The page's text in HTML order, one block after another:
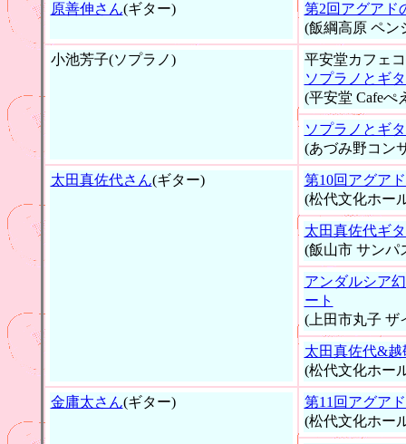
原善伸さん(ギター)
第2回アグアド
(飯綱高原 ペン
小池芳子(ソプラノ)
平安堂カフェ
ソプラノとギ
(平安堂 Cafeぺ
ソプラノとギ
(あづみ野コン
太田真佐代さん(ギター)
第10回アグア
(松代文化ホー
太田真佐代ギ
(飯山市 サンパ
アンダルシア
ート
(上田市丸子 ザ
太田真佐代&
(松代文化ホー
金庸太さん(ギター)
第11回アグア
(松代文化ホー